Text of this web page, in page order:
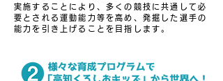
実施することにより、多くの競技に共通して必
要とされる運動能力等を高め、発掘した選手の
能力を引き上げることを目指します。